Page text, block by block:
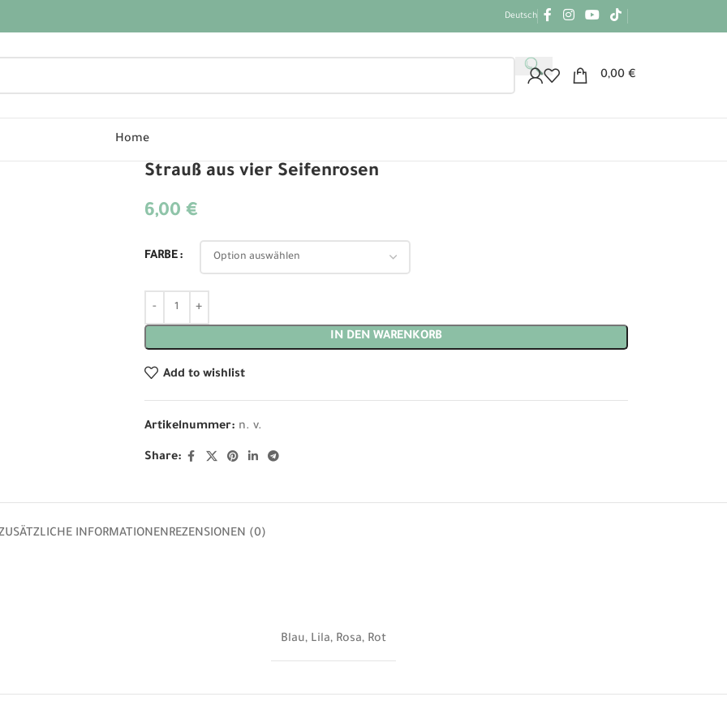
Deutsch
0,00 €
Home
Strauß aus vier Seifenrosen
6,00 €
FARBE
IN DEN WARENKORB
Alternative:
Add to wishlist
Artikelnummer: n. v.
Share:
INFORMATIONENREZENSIONEN (0)
Blau, Lila, Rosa, Rot